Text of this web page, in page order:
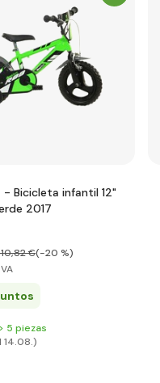
- Bicicleta infantil 12"
2017
,82 €(-20 %)
5 piezas
14.08.)